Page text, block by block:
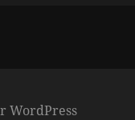
WordPress